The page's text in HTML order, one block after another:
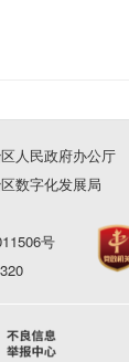
人民政府办公厅
数字化发展局
号